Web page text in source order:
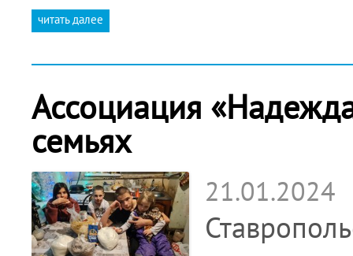
читать далее
Ассоциация
семьях
21.01.2024